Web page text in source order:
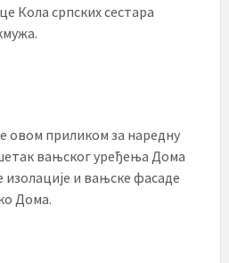
Кола српских сестара
овом приликом за наредну
вањског уређења Дома
и вањске фасаде
Дома.